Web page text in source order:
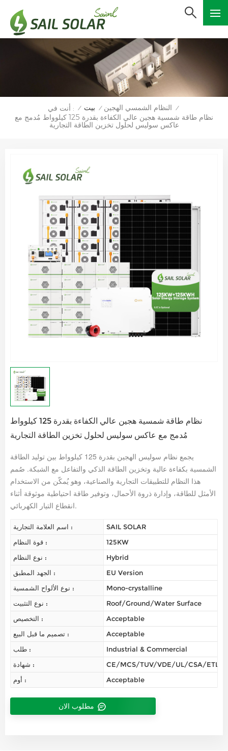
أنت في : / بيت / النظام الشمسي الهجين /
نظام طاقة شمسية هجين عالي الكفاءة بقدرة 125 كيلوواط مُدمج مع
عاكس سوليس لحلول تخزين الطاقة التجارية
نظام طاقة شمسية هجين عالي الكفاءة بقدرة 125 كيلوواط
مُدمج مع عاكس سوليس لحلول تخزين الطاقة التجارية
يجمع نظام سوليس الهجين بقدرة 125 كيلوواط بين توليد الطاقة
الشمسية بكفاءة عالية وتخزين الطاقة الذكي والتفاعل مع الشبكة. صُمم
هذا النظام للتطبيقات التجارية والصناعية، وهو يُمكّن من الاستخدام
الأمثل للطاقة، وإدارة ذروة الأحمال، وتوفير طاقة احتياطية موثوقة أثناء
انقطاع التيار الكهربائي.
اسم العلامة التجارية :
SAIL SOLAR
قوة النظام :
125KW
نوع النظام :
Hybrid
الجهد المطبق :
EU Version
نوع الألواح الشمسية :
Mono-crystalline
نوع التثبيت :
Roof/Ground/Water Surface
التخصيص :
Acceptable
تصميم ما قبل البيع :
Acceptable
طلب :
Industrial & Commercial
شهادة :
CE/MCS/TUV/VDE/UL/CSA/ETL/
أوم :
Acceptable